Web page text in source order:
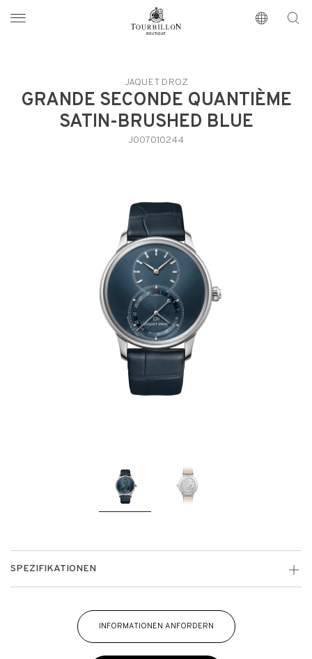
https://www.tourbillon.com/de
JAQUET DROZ
GRANDE SECONDE QUANTIÈME
SATIN-BRUSHED BLUE
J007010244
SPEZIFIKATIONEN
INFORMATIONEN ANFORDERN